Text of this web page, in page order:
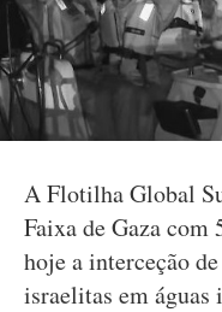
A Flotilha Global
Faixa de Gaza com
hoje a interceção
israelitas em águas